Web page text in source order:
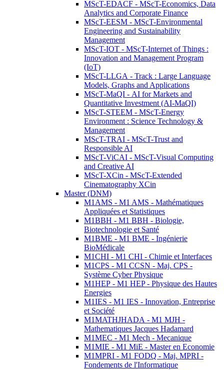
MScT-EDACF - MScT-Economics, Data
Analytics and Corporate Finance
MScT-EESM - MScT-Environmental
Engineering and Sustainability
Management
MScT-IOT - MScT-Internet of Things :
Innovation and Management Program
(IoT)
MScT-LLGA - Track : Large Language
Models, Graphs and Applications
MScT-MaQI - AI for Markets and
Quantitative Investment (AI-MaQI)
MScT-STEEM - MScT-Energy
Environment : Science Technology &
Management
MScT-TRAI - MScT-Trust and
Responsible AI
MScT-ViCAI - MScT-Visual Computing
and Creative AI
MScT-XCin - MScT-Extended
Cinematography XCin
Master (DNM)
M1AMS - M1 AMS - Mathématiques
Appliquées et Statistiques
M1BBH - M1 BBH - Biologie,
Biotechnologie et Santé
M1BME - M1 BME - Ingénierie
BioMédicale
M1CHI - M1 CHI - Chimie et Interfaces
M1CPS - M1 CCSN - Maj. CPS -
Système Cyber Physique
M1HEP - M1 HEP - Physique des Hautes
Energies
M1IES - M1 IES - Innovation, Entreprise
et Société
M1MATHJHADA - M1 MJH -
Mathematiques Jacques Hadamard
M1MEC - M1 Mech - Mecanique
M1MIE - M1 MiE - Master en Economie
M1MPRI - M1 FODQ - Maj. MPRI -
Fondements de l'Informatique